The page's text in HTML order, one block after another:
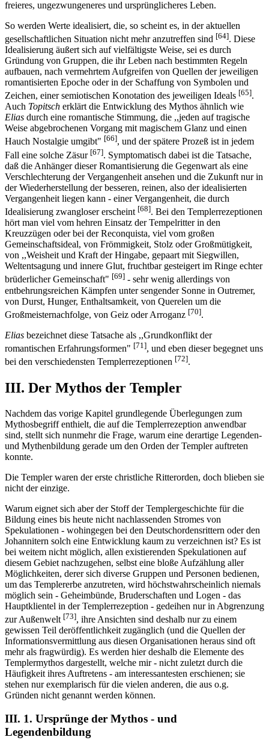
freieres, ungezwungeneres und ursprünglicheres Leben.
So werden Werte idealisiert, die, so scheint es, in der aktuellen
gesellschaftlichen Situation nicht mehr anzutreffen sind [64]. Diese
Idealisierung äußert sich auf vielfältigste Weise, sei es durch
Gründung von Gruppen, die ihr Leben nach bestimmten Regeln
aufbauen, nach vermehrtem Aufgreifen von Quellen der jeweiligen
romantisierten Epoche oder in der Schaffung von Symbolen und
Zeichen, einer semiotischen Konotation des jeweiligen Ideals [65].
Auch Topitsch erklärt die Entwicklung des Mythos ähnlich wie
Elias durch eine romantische Stimmung, die ,,jeden auf tragische
Weise abgebrochenen Vorgang mit magischem Glanz und einen
Hauch Nostalgie umgibt" [66], und der spätere Prozeß ist in jedem
Fall eine solche Zäsur [67]. Symptomatisch dabei ist die Tatsache,
daß die Anhänger dieser Romantisierung die Gegenwart als eine
Verschlechterung der Vergangenheit ansehen und die Zukunft nur in
der Wiederherstellung der besseren, reinen, also der idealisierten
Vergangenheit liegen kann - einer Vergangenheit, die durch
Idealisierung zwangloser erscheint [68]. Bei den Templerrezeptionen
hört man viel vom hehren Einsatz der Tempelritter in den
Kreuzzügen oder bei der Reconquista, viel vom großen
Gemeinschaftsideal, von Frömmigkeit, Stolz oder Großmütigkeit,
von ,,Weisheit und Kraft der Hingabe, gepaart mit Siegwillen,
Weltentsagung und innere Glut, fruchtbar gesteigert im Ringe echter
brüderlicher Gemeinschaft" [69] - sehr wenig allerdings von
entbehrungsreichen Kämpfen unter sengender Sonne in Outremer,
von Durst, Hunger, Enthaltsamkeit, von Querelen um die
Großmeisternachfolge, von Geiz oder Arroganz [70].
Elias bezeichnet diese Tatsache als ,,Grundkonflikt der
romantischen Erfahrungsformen" [71], und eben dieser begegnet uns
bei den verschiedensten Templerrezeptionen [72].
III. Der Mythos der Templer
Nachdem das vorige Kapitel grundlegende Überlegungen zum
Mythosbegriff enthielt, die auf die Templerrezeption anwendbar
sind, stellt sich nunmehr die Frage, warum eine derartige Legenden-
und Mythenbildung gerade um den Orden der Templer auftreten
konnte.
Die Templer waren der erste christliche Ritterorden, doch blieben sie
nicht der einzige.
Warum eignet sich aber der Stoff der Templergeschichte für die
Bildung eines bis heute nicht nachlassenden Stromes von
Spekulationen - wohingegen bei den Deutschordensrittern oder den
Johannitern solch eine Entwicklung kaum zu verzeichnen ist? Es ist
bei weitem nicht möglich, allen existierenden Spekulationen auf
diesem Gebiet nachzugehen, selbst eine bloße Aufzählung aller
Möglichkeiten, derer sich diverse Gruppen und Personen bedienen,
um das Templererbe anzutreten, wird höchstwahrscheinlich niemals
möglich sein - Geheimbünde, Bruderschaften und Logen - das
Hauptklientel in der Templerrezeption - gedeihen nur in Abgrenzung
zur Außenwelt [73], ihre Ansichten sind deshalb nur zu einem
gewissen Teil deröffentlichkeit zugänglich (und die Quellen der
Informationsvermittlung aus diesen Organisationen heraus sind oft
mehr als fragwürdig). Es werden hier deshalb die Elemente des
Templermythos dargestellt, welche mir - nicht zuletzt durch die
Häufigkeit ihres Auftretens - am interessantesten erschienen; sie
stehen nur exemplarisch für die vielen anderen, die aus o.g.
Gründen nicht genannt werden können.
III. 1. Ursprünge der Mythos - und
Legendenbildung